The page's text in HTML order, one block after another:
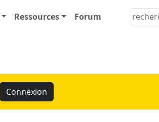
Ressources Forum
Connexion